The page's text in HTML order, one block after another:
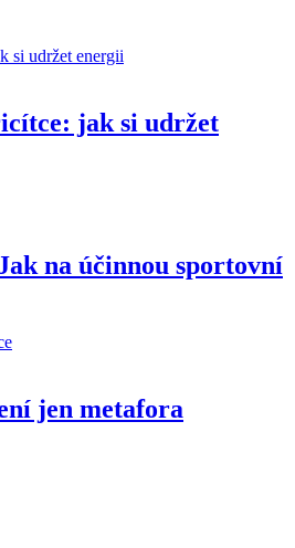
jak si udržet
na účinnou sportovní
jen metafora